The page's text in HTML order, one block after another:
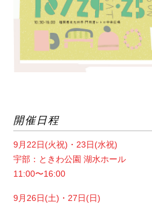
開催日程
9月22日(火祝)・23日(水祝)
宇部：ときわ公園 湖水ホール
11:00〜16:00
9月26日(土)・27日(日)